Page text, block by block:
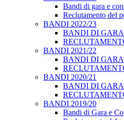
Bandi di gara e
Reclutamento del
BANDI 2022/23
BANDI DI
BANDI 2021/22
BANDI DI
BANDI 2020/21
BANDI DI
BANDI 2019/20
Bandi di Gara e